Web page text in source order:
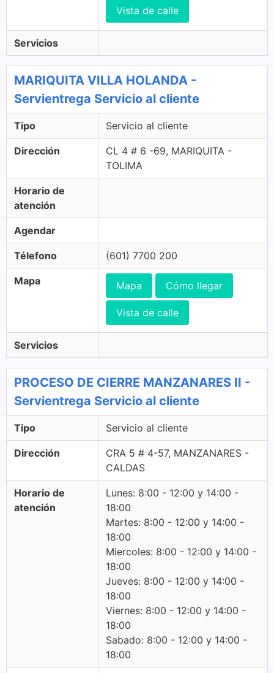
Vista de calle
Servicios
MARIQUITA VILLA HOLANDA -
Servientrega Servicio al cliente
Tipo Servicio al cliente
Dirección
CL 4 # 6 -69, MARIQUITA -
TOLIMA
Horario de
atención
Agendar
Télefono (601) 7700 200
Mapa Mapa Cómo llegar
Vista de calle
Servicios
PROCESO DE CIERRE MANZANARES II -
Servientrega Servicio al cliente
Tipo Servicio al cliente
Dirección
CRA 5 # 4-57, MANZANARES -
CALDAS
Horario de
atención
Lunes: 8:00 - 12:00 y 14:00 -
18:00
Martes: 8:00 - 12:00 y 14:00 -
18:00
Miercoles: 8:00 - 12:00 y 14:00 -
18:00
Jueves: 8:00 - 12:00 y 14:00 -
18:00
Viernes: 8:00 - 12:00 y 14:00 -
18:00
Sabado: 8:00 - 12:00 y 14:00 -
18:00